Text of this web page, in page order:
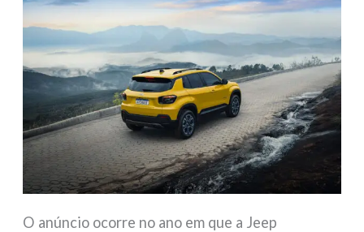
O anúncio ocorre no ano em que a Jeep